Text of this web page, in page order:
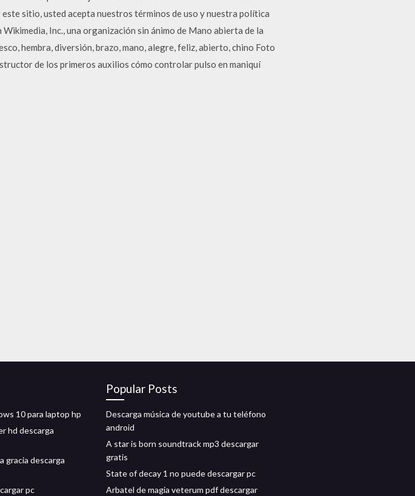
sitio, usted acepta nuestros términos de uso y nuestra política
Inc., una organización sin ánimo de Mano abierta de la
hembra, diversión, brazo, mano, alegre, feliz, abierto, chino Foto
de los primeros auxilios cómo controlar pulso en maniquí
10 para laptop hp
hd descarga
gracia descarga
pc
Popular Posts
Descarga música de youtube a tu teléfono
android
A star is born soundtrack mp3 descargar
gratis
State of decay 1 no puede descargar pc
Arbatel de magia veterum pdf descargar